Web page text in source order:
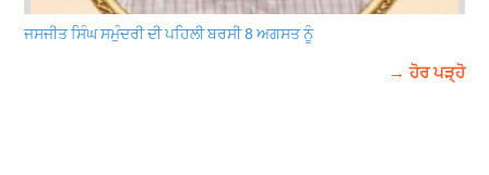
ਜਸਜੀਤ ਸਿੰਘ ਸਮੁੰਦਰੀ ਦੀ ਪਹਿਲੀ ਬਰਸੀ 8 ਅਗਸਤ ਨੂੰ
→ ਹੋਰ ਪੜ੍ਹੋ